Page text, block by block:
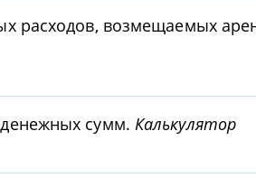
расходов, возмещаемых
сумм. Калькулятор